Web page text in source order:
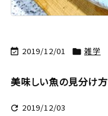
 2019/12/01  雑学
美味しい魚の見分け方
 2019/12/03